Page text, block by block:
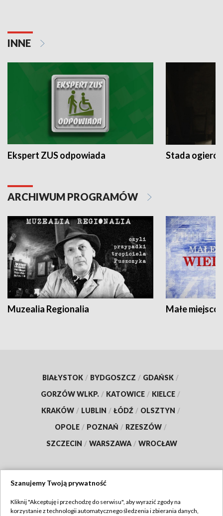
INNE
Ekspert ZUS odpowiada Stada
ARCHIWUM PROGRAMÓW
Muzealia Regionalia Małe
BIAŁYSTOK / BYDGOSZCZ / GDAŃSK /
GORZÓW WLKP. / KATOWICE / KIELCE /
KRAKÓW / LUBLIN / ŁÓDŹ / OLSZTYN /
OPOLE / POZNAŃ / RZESZÓW /
SZCZECIN / WARSZAWA / WROCŁAW
TVP
Szanujemy Twoją prywatność
Kliknij "Akceptuję i przechodzę do serwisu", aby wyrazić zgody na
korzystanie z technologii automatycznego śledzenia i zbierania danych,